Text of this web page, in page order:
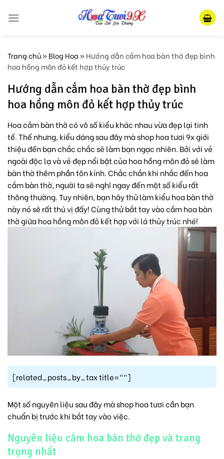
Trang chủ»Blog Hoa»Hướng dẫn cắm hoa bàn thờ đẹp bình
hoa hồng môn đỏ kết hợp thủy trúc
Hướng dẫn cắm hoa bàn thờ đẹp bình
hoa hồng môn đỏ kết hợp thủy trúc
Hoa cắm bàn thờ có vô số kiểu khác nhau vừa đẹp lại tinh
tế. Thế nhưng, kiểu dáng sau đây mà shop hoa tươi 9x giới
thiệu đến bạn chắc chắc sẽ làm bạn ngạc nhiên. Bởi với vẻ
ngoài độc lạ và vẻ đẹp nổi bật của hoa hồng môn đỏ sẽ làm
bàn thờ thêm phần tôn kính. Chắc chắn khi nhắc đến hoa
cắm bàn thờ, người ta sẽ nghĩ ngay đến một số kiểu rất
thông thường. Tuy nhiên, bạn hãy thử làm kiểu hoa bàn thờ
này nó sẽ rất thú vị đấy! Cùng thử bắt tay vào cắm hoa bàn
thờ giữa hoa hồng môn đỏ kết hợp với lá thủy trúc nhé!
[related_posts_by_tax title=""]
Một số nguyên liệu sau đây mà shop hoa tươi cần bạn
chuẩn bị trước khi bắt tay vào việc.
Nguyên liệu cắm hoa bàn thờ đẹp và trang
trọng nhất